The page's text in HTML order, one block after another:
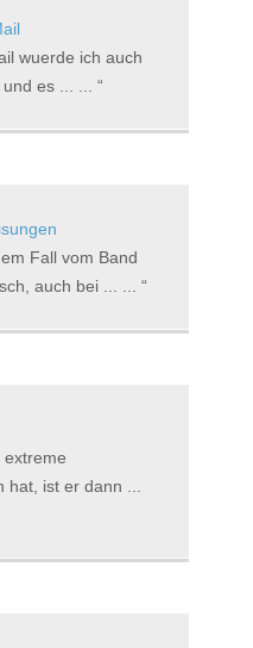
wuerde ich auch
es ... ...
Fall vom Band
auch bei ... ...
extreme
hat, ist er dann ...